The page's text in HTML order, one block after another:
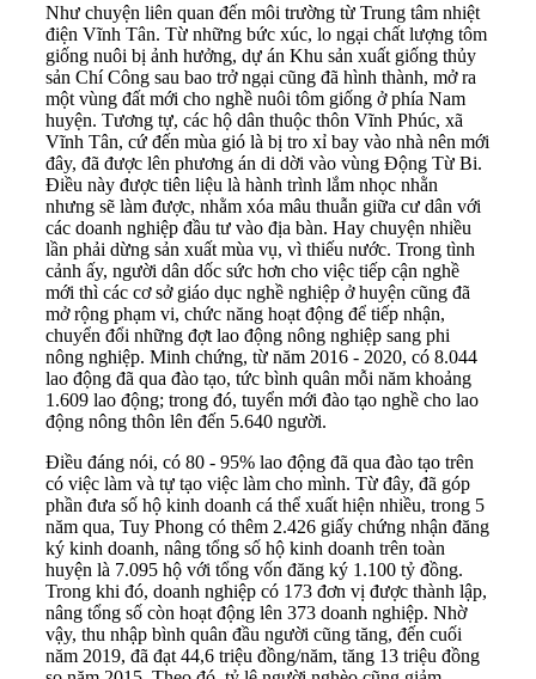
Như chuyện liên quan đến môi trường từ Trung tâm nhiệt
điện Vĩnh Tân. Từ những bức xúc, lo ngại chất lượng tôm
giống nuôi bị ảnh hưởng, dự án Khu sản xuất giống thủy
sản Chí Công sau bao trở ngại cũng đã hình thành, mở ra
một vùng đất mới cho nghề nuôi tôm giống ở phía Nam
huyện. Tương tự, các hộ dân thuộc thôn Vĩnh Phúc, xã
Vĩnh Tân, cứ đến mùa gió là bị tro xỉ bay vào nhà nên mới
đây, đã được lên phương án di dời vào vùng Động Từ Bi.
Điều này được tiên liệu là hành trình lắm nhọc nhằn
nhưng sẽ làm được, nhằm xóa mâu thuẫn giữa cư dân với
các doanh nghiệp đầu tư vào địa bàn. Hay chuyện nhiều
lần phải dừng sản xuất mùa vụ, vì thiếu nước. Trong tình
cảnh ấy, người dân dốc sức hơn cho việc tiếp cận nghề
mới thì các cơ sở giáo dục nghề nghiệp ở huyện cũng đã
mở rộng phạm vi, chức năng hoạt động để tiếp nhận,
chuyển đổi những đợt lao động nông nghiệp sang phi
nông nghiệp. Minh chứng, từ năm 2016 - 2020, có 8.044
lao động đã qua đào tạo, tức bình quân mỗi năm khoảng
1.609 lao động; trong đó, tuyển mới đào tạo nghề cho lao
động nông thôn lên đến 5.640 người.
Điều đáng nói, có 80 - 95% lao động đã qua đào tạo trên
có việc làm và tự tạo việc làm cho mình. Từ đây, đã góp
phần đưa số hộ kinh doanh cá thể xuất hiện nhiều, trong 5
năm qua, Tuy Phong có thêm 2.426 giấy chứng nhận đăng
ký kinh doanh, nâng tổng số hộ kinh doanh trên toàn
huyện là 7.095 hộ với tổng vốn đăng ký 1.100 tỷ đồng.
Trong khi đó, doanh nghiệp có 173 đơn vị được thành lập,
nâng tổng số còn hoạt động lên 373 doanh nghiệp. Nhờ
vậy, thu nhập bình quân đầu người cũng tăng, đến cuối
năm 2019, đã đạt 44,6 triệu đồng/năm, tăng 13 triệu đồng